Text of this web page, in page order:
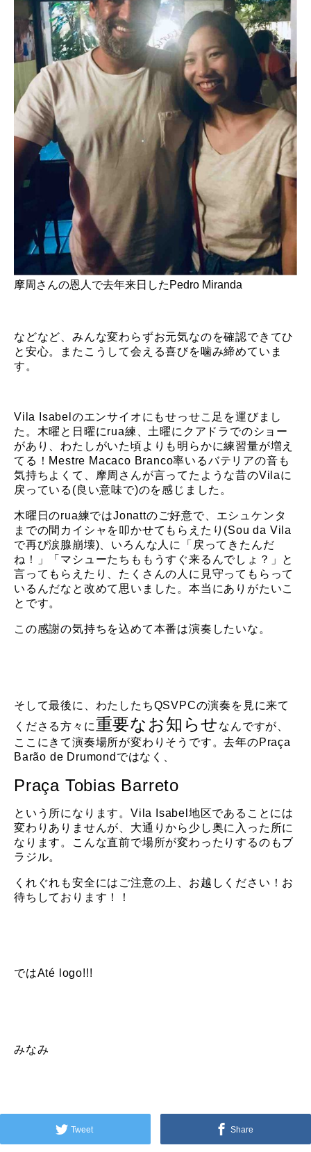
摩周さんの恩人で去年来日した Pedro Miranda
などなど、みんな変わらずお元気なのを確認できてひ
と安心。またこうして会える喜びを噛み締めていま
す。
Vila Isabelのエンサイオにもせっせこ足を運びまし
た。木曜と日曜にrua練、土曜にクアドラでのショー
があり、わたしがいた頃よりも明らかに練習量が増え
てる！Mestre Macaco Branco率いるバテリアの音も
気持ちよくて、摩周さんが言ってたような昔のVilaに
戻っている(良い意味で)のを感じました。
木曜日のrua練ではJonattのご好意で、エシュケンタ
までの間カイシャを叩かせてもらえたり(Sou da Vila
で再び涙腺崩壊)、いろんな人に「戻ってきたんだ
ね！」「マシューたちももうすぐ来るんでしょ？」と
言ってもらえたり、たくさんの人に見守ってもらって
いるんだなと改めて思いました。本当にありがたいこ
とです。
この感謝の気持ちを込めて本番は演奏したいな。
そして最後に、わたしたちQSVPCの演奏を見に来て
くださる方々に重要なお知らせ なんですが、
ここにきて演奏場所が変わりそうです。去年のPraça
Barão de Drumondではなく、
Praça Tobias Barreto
という所になります。Vila Isabel地区であることには
変わりありませんが、大通りから少し奥に入った所に
なります。こんな直前で場所が変わったりするのもブ
ラジル。
くれぐれも安全にはご注意の上、お越しください！お
待ちしております！！
ではAté logo!!!
みなみ
Tweet Share